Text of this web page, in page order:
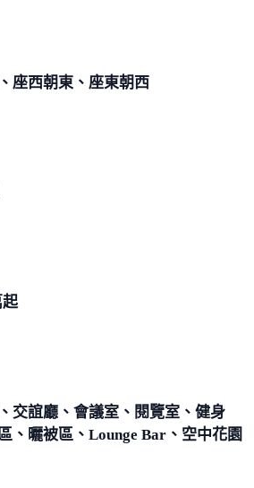
座西朝東、座東朝西
起
交誼廳、會議室、閱覽室、健身
、曬被區、Lounge Bar、空中花園